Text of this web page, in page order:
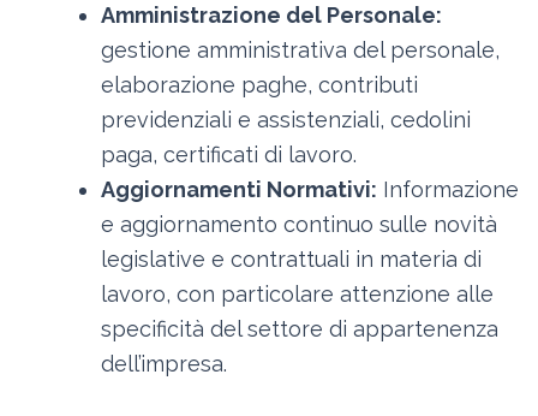
Amministrazione del Personale:
gestione amministrativa del personale,
elaborazione paghe, contributi
previdenziali e assistenziali, cedolini
paga, certificati di lavoro.
Aggiornamenti Normativi: Informazione
e aggiornamento continuo sulle novità
legislative e contrattuali in materia di
lavoro, con particolare attenzione alle
specificità del settore di appartenenza
dell’impresa.